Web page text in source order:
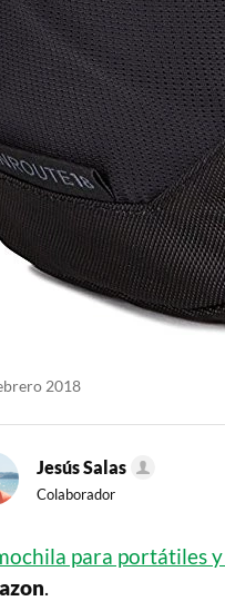
2018
Jesús Salas
Colaborador
para portátiles
.